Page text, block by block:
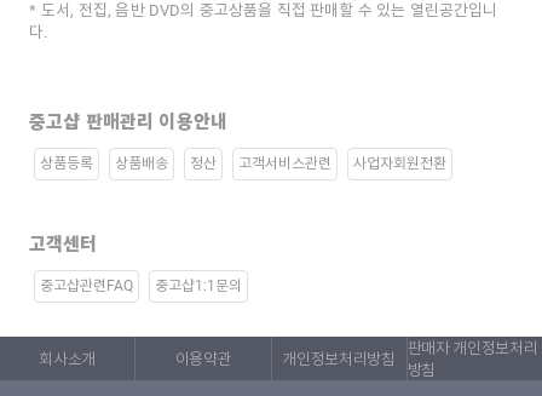
도서, 전집, 음반 DVD의 중고상품을 직접 판매할 수 있는 열린공간입니
다.
중고샵 판매관리 이용안내
상품등록 상품배송 정산 고객서비스관련 사업자회원전환
고객센터
중고샵관련FAQ 중고샵1:1문의
회사소개 이용약관 개인정보처리방침
판매자 개인정보처리
방침